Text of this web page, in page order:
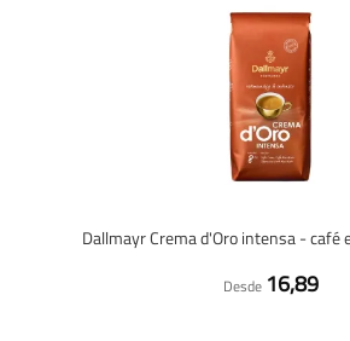
Dallmayr Crema d'Oro intensa - café
Desde 16,89